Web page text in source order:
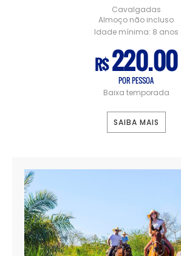
Cavalgadas
Almoço não incluso
Idade mínima: 8 anos
R$220.00
POR PESSOA
Baixa temporada
SAIBA MAIS